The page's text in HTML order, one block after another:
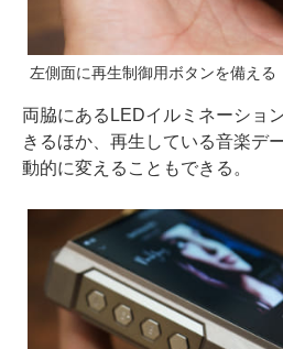
左側面に再生制御用ボタンを備える
両脇にあるLEDイルミネーショ
きるほか、再生している音楽デ
動的に変えることもできる。